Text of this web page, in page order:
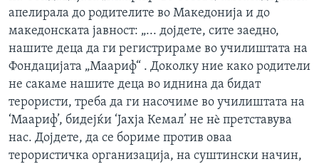
апелирала до родителите во Македонија и до
македонската јавност: „... дојдете, сите заедно,
нашите деца да ги регистрираме во училиштата на
Фондацијата „Маариф“ . Доколку ние како родители
не сакаме нашите деца во иднина да бидат
терористи, треба да ги насочиме во училиштата на
‘Маариф’, бидејќи ‘Јахја Кемал’ не нè претставува
нас. Дојдете, да се бориме против оваа
терористичка организација, на суштински начин,